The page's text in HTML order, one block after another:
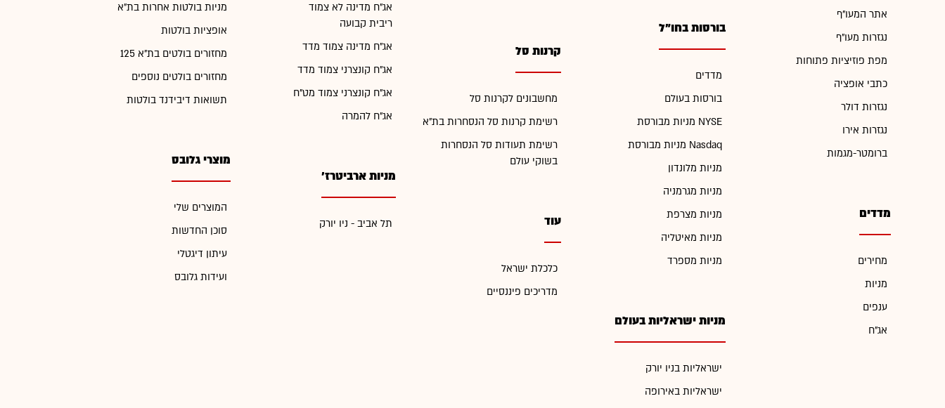
אתר המעו"ף
נגזרות מעו"ף
מפת פוזיציות פתוחות
כתבי אופציה
נגזרות דולר
נגזרות אירו
ברומטר-מגמות
מדדים
מחירים
מניות
ענפים
אג"ח
בורסות בחו"ל
מדדים
בורסות בעולם
מניות מבורסת NYSE
מניות מבורסת Nasdaq
מניות מלונדון
מניות מגרמניה
מניות מצרפת
מניות מאיטליה
מניות מספרד
מניות ישראליות בעולם
ישראליות בניו יורק
ישראליות באירופה
קרנות סל
מחשבונים לקרנות סל
רשימת קרנות סל הנסחרות בת"א
רשימת תעודות סל הנסחרות
בשוקי עולם
עוד
כלכלת ישראל
מדריכים פיננסיים
אג"ח מדינה לא צמוד
ריבית קבועה
אג"ח מדינה צמוד מדד
אג"ח קונצרני צמוד מדד
אג"ח קונצרני צמוד מט"ח
אג"ח להמרה
מניות ארביטרז'
תל אביב - ניו יורק
מניות בולטות אחרות בת"א
אופציות בולטות
מחזורים בולטים בת"א 125
מחזורים בולטים נוספים
תשואות דיבידנד בולטות
מוצרי גלובס
המוצרים שלי
סוכן החדשות
עיתון דיגטלי
ועידות גלובס